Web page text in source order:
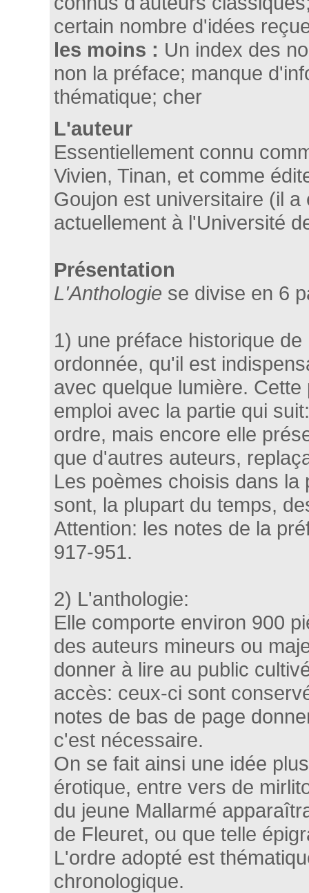
certain nombre d'idées
les moins : Un index des
non la préface; manque
thématique; cher
L'auteur
Essentiellement connu
Vivien, Tinan, et comme
Goujon est universitaire (il
actuellement à l'Université
Présentation
L'Anthologie se divise en 6
1) une préface historique
ordonnée, qu'il est
avec quelque lumière.
emploi avec la partie qui
ordre, mais encore elle
que d'autres auteurs,
Les poèmes choisis dans
sont, la plupart du temps,
Attention: les notes de la
917-951.
2) L'anthologie:
Elle comporte environ 900
des auteurs mineurs ou
donner à lire au public
accès: ceux-ci sont
notes de bas de page
c'est nécessaire.
On se fait ainsi une idée
érotique, entre vers de
du jeune Mallarmé
de Fleuret, ou que telle
L'ordre adopté est
chronologique.